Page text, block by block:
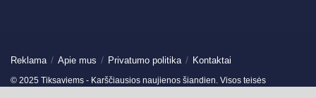
Reklama Apie mus Privatumo politika Kontaktai
© 2025 Tiksaviems - Karščiausios naujienos šiandien. Visos teisės